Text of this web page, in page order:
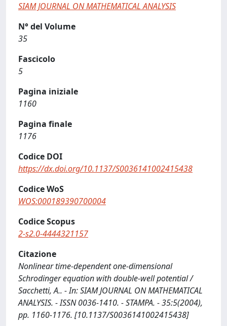
SIAM JOURNAL ON MATHEMATICAL ANALYSIS
N° del Volume
35
Fascicolo
5
Pagina iniziale
1160
Pagina finale
1176
Codice DOI
https://dx.doi.org/10.1137/S0036141002415438
Codice WoS
WOS:000189390700004
Codice Scopus
2-s2.0-4444321157
Citazione
Nonlinear time-dependent one-dimensional
Schrodinger equation with double-well potential /
Sacchetti, A.. - In: SIAM JOURNAL ON MATHEMATICAL
ANALYSIS. - ISSN 0036-1410. - STAMPA. - 35:5(2004),
pp. 1160-1176. [10.1137/S0036141002415438]